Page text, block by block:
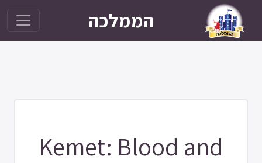
הממלכה
Kemet: Blood and